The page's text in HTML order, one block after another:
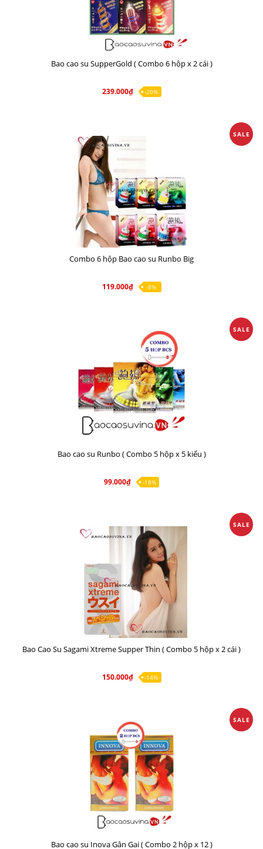
Bao cao su SupperGold ( Combo 6 hộp x 2 cái )
239.000₫ -20%
SALE
Combo 6 hộp Bao cao su Runbo Big
119.000₫ -8%
SALE
Bao cao su Runbo ( Combo 5 hộp x 5 kiểu )
99.000₫ -18%
SALE
Bao Cao Su Sagami Xtreme Supper Thin ( Combo 5 hộp x 2 cái )
150.000₫ -14%
SALE
Bao cao su Inova Gân Gai ( Combo 2 hộp x 12 )